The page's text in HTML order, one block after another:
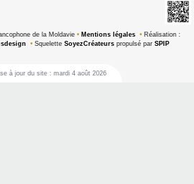
de la Moldavie • Mentions légales • Réalisation :
• Squelette SoyezCréateurs propulsé par SPIP
à jour du site : mardi 4 août 2026